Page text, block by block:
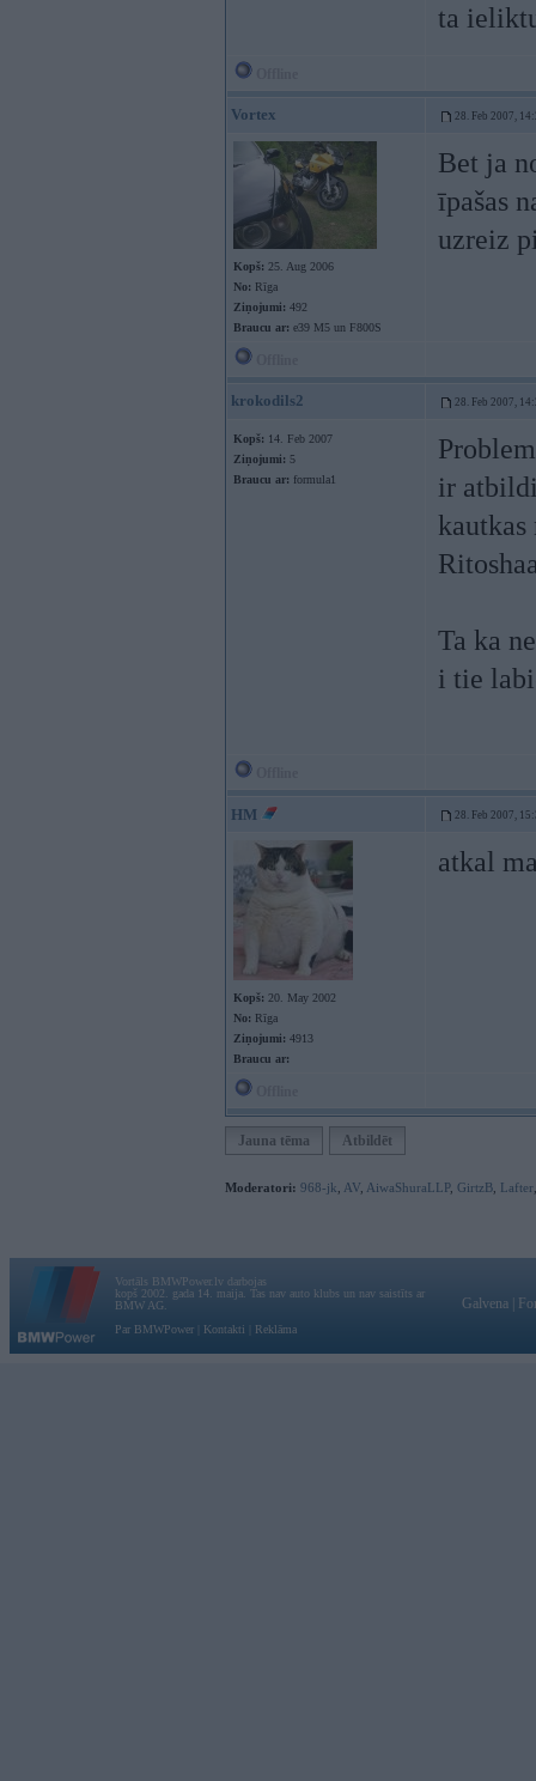
ta
Vortex 28. Feb 2007,
Kopš: 25. Aug 2006
No: Rīga
Ziņojumi: 492
Braucu ar: e39 M5 un F800S
Bet ja
īpašas
uzreiz
krokodils2 28. Feb 2007,
Kopš: 14. Feb 2007
Ziņojumi: 5
Braucu ar: formula1
ir
kautkas
Ta ka
i tie
HM 28. Feb 2007,
Kopš: 20. May 2002
No: Rīga
Ziņojumi: 4913
Braucu ar:
atkal
Jauna tēma Atbildēt
Moderatori: 968-jk AV AiwaShuraLLP, GirtzB Lafter
Vortāls BMWPower.lv darbojas
kopš 2002. gada 14. maija. Tas nav auto klubs un nav saistīts ar
BMW AG.
Par BMWPower
Kontakti Reklāma
Galvena